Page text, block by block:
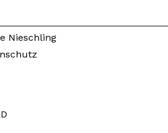
Nieschling